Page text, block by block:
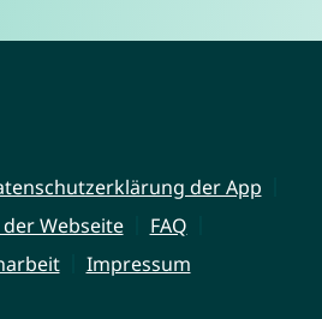
der App
Webseite
FAQ
Impressum